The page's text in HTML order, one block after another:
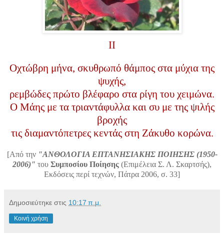
ΙΙ
Οχτώβρη μήνα, σκυθρωπό θάμπος στα μύχια της
ψυχής,
ρεμβώδες πρώτο βλέφαρο στα ρίγη του χειμώνα.
Ο Μάης με τα τριαντάφυλλα και συ με της ψιλής
βροχής
τις διαμαντόπετρες κεντάς στη Ζάκυθο κορώνα.
[Από την "ΑΝΘΟΛΟΓΙΑ ΕΠΤΑΝΗΣΙΑΚΗΣ ΠΟΙΗΣΗΣ (1950-
2006)" του Συμποσίου Ποίησης (Επιμέλεια Σ. Λ. Σκαρτσής),
Εκδόσεις περί τεχνών, Πάτρα 2006, σ. 33]
Δημοσιεύτηκε στις 10:17 π.μ.
Κοινή χρήση